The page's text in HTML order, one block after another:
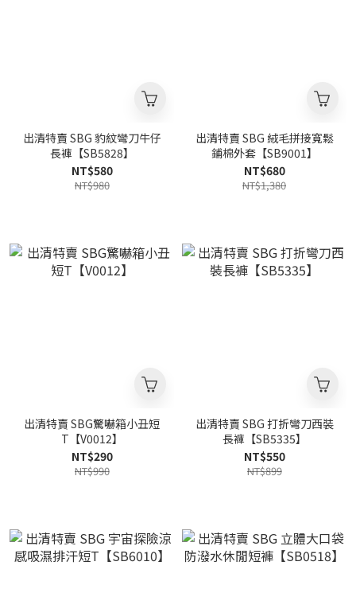
出清特賣 SBG 豹紋彎刀牛仔
長褲【SB5828】
NT$580
NT$980
出清特賣 SBG 絨毛拼接寬鬆
鋪棉外套【SB9001】
NT$680
NT$1,380
出清特賣 SBG驚嚇箱小丑短
T【V0012】
NT$290
NT$990
出清特賣 SBG 打折彎刀西裝
長褲【SB5335】
NT$550
NT$899